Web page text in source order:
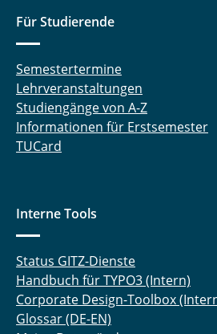
Für Studierende
Semestertermine
Lehrveranstaltungen
Studiengänge von A-Z
Informationen für Erstsemester
TUCard
Interne Tools
Status GITZ-Dienste
Handbuch für TYPO3 (Intern)
Corporate Design-Toolbox
Glossar (DE-EN)